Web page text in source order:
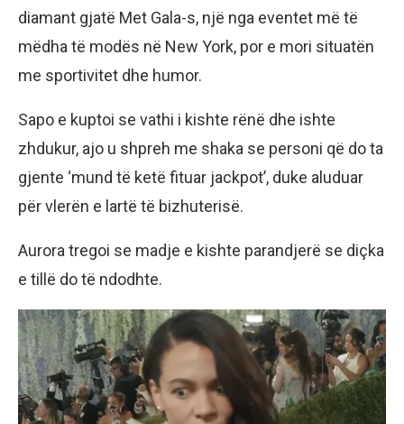
diamant gjatë Met Gala-s, një nga eventet më të
mëdha të modës në New York, por e mori situatën
me sportivitet dhe humor.
Sapo e kuptoi se vathi i kishte rënë dhe ishte
zhdukur, ajo u shpreh me shaka se personi që do ta
gjente ‘mund të ketë fituar jackpot’, duke aluduar
për vlerën e lartë të bizhuterisë.
Aurora tregoi se madje e kishte parandjerë se diçka
e tillë do të ndodhte.